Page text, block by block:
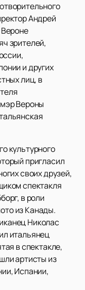
Андрей
зрителей,
и других
лиц, в
Вероны
культурного
пригласил
своих друзей,
спектакля
в роли
из Канады.
Николас
итальянец
в спектакле,
артисты из
Испании,